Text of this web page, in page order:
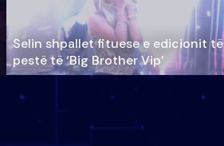
Selin shpallet fituese e edicionit të
pestë të ‘Big Brother Vip’